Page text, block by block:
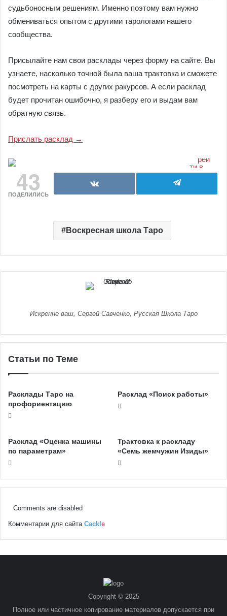
судьбоносным решениям. Именно поэтому вам нужно
обмениваться опытом с другими тарологами нашего
сообщества.
Присылайте нам свои расклады через форму на сайте. Вы
узнаете, насколько точной была ваша трактовка и сможете
посмотреть на карты с других ракурсов. А если расклад
будет прочитан ошибочно, я разберу его и выдам вам
обратную связь.
Прислать расклад →
43
ПОДЕЛИЛИСЬ
Воскресная школа Таро
Искренне ваш, Сергей Савченко, Русская Школа Таро
Статьи по Теме
Расклады Таро на
профориентацию
Расклад «Поиск работы»
Расклад «Оценка машины
по параметрам»
Трактовка к раскладу
«Семь жемчужин Изиды»
Comments are disabled
Комментарии для сайта Cackl e
Copyright © 2025
Полное или частичное копирование материалов допускается при